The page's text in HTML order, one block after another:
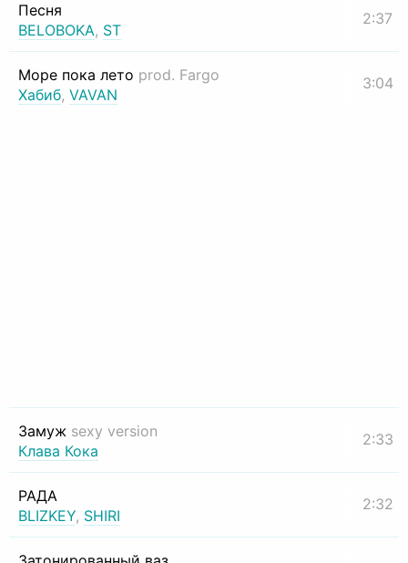
Песня
BELOBOKA, ST
2:37
Море пока лето prod. Fargo
Хабиб, VAVAN
3:04
Замуж sexy version
Клава Кока
2:33
РАДА
BLIZKEY, SHIRI
2:32